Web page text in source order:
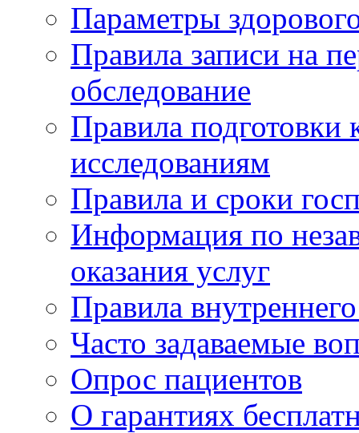
Параметры
Правила записи на
обследование
Правила подготовки
исследованиям
Правила и сроки
Информация по
оказания услуг
Правила
Часто задаваемые
Опрос пациентов
О гарантиях